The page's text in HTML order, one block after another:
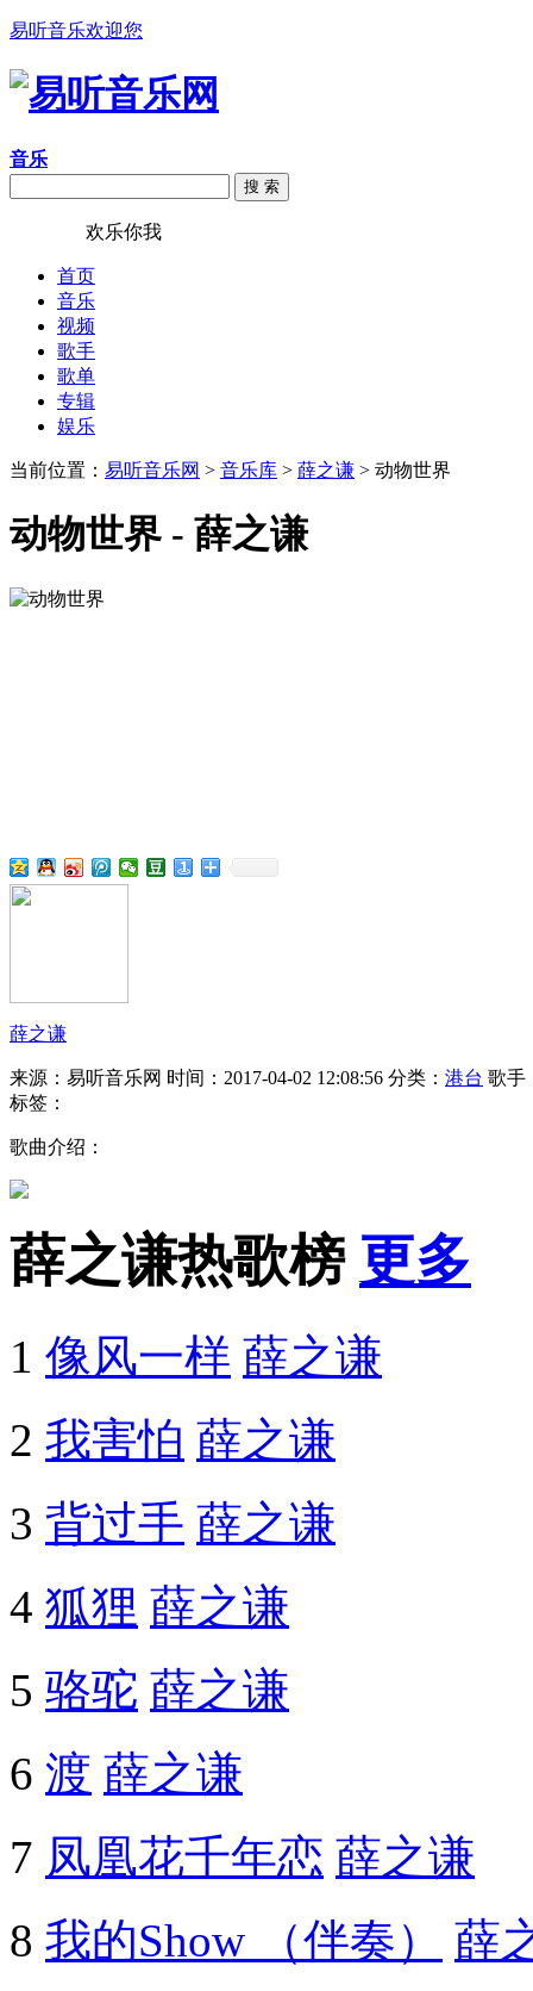
易听音乐欢迎您
音乐
搜 索
欢乐你我
首页
音乐
视频
歌手
歌单
专辑
娱乐
当前位置： 易听音乐网 > 音乐库 > 薛之谦 > 动物世界
动物世界 - 薛之谦
薛之谦
来源：易听音乐网 时间：2017-04-02 12:08:56 分类： 港台 歌手
标签：
歌曲介绍：
薛之谦热歌榜 更多
1 像风一样 薛之谦
2 我害怕 薛之谦
3 背过手 薛之谦
4 狐狸 薛之谦
5 骆驼 薛之谦
6 渡 薛之谦
7 凤凰花千年恋 薛之谦
8 我的Show （伴奏）
薛